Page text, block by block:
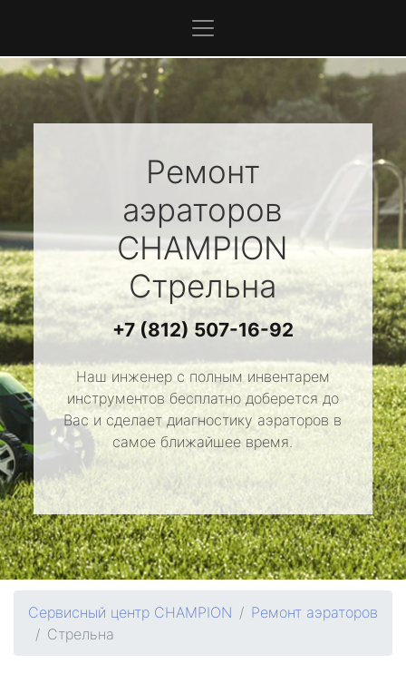
Ремонт
аэраторов
CHAMPION
Стрельна
+7 (812) 507-16-92
Наш инженер с полным инвентарем
инструментов бесплатно доберется до
Вас и сделает диагностику аэраторов в
самое ближайшее время.
Сервисный центр CHAMPION
Ремонт аэраторов
Стрельна